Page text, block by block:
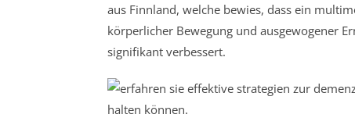
aus Finnland, welche bewies, dass ein
körperlicher Bewegung und ausgewogener
signifikant verbessert.